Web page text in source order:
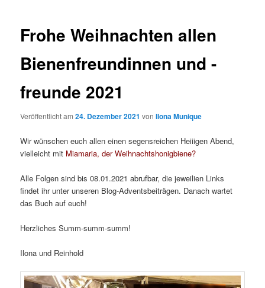
Frohe Weihnachten allen
Bienenfreundinnen und -
freunde 2021
Veröffentlicht am24. Dezember 2021 vonIlona Munique
Wir wünschen euch allen einen segensreichen Heiiigen Abend,
vielleicht mit Miamaria, der Weihnachtshonigbiene?
Alle Folgen sind bis 08.01.2021 abrufbar, die jeweilien Links
findet ihr unter unseren Blog-Adventsbeiträgen. Danach wartet
das Buch auf euch!
Herzliches Summ-summ-summ!
Ilona und Reinhold